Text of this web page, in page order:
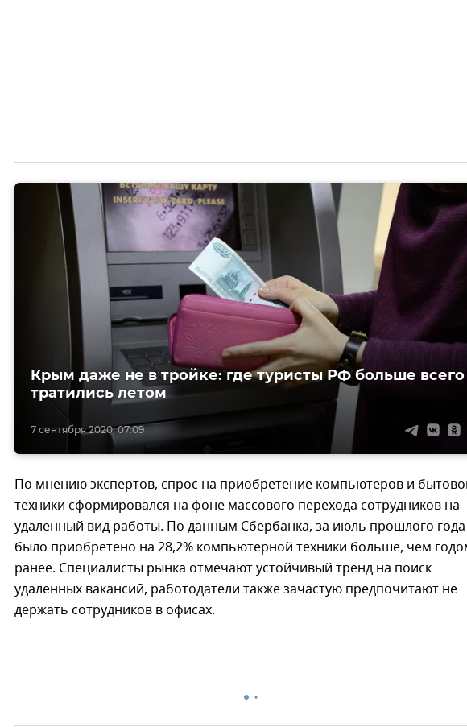
7 сентября 2020, 07:09
Крым даже не в тройке: где туристы РФ больше всего
тратились летом
По мнению экспертов, спрос на приобретение компьютеров и
техники сформировался на фоне массового перехода сотрудников на
удаленный вид работы. По данным Сбербанка, за июль прошлого года
было приобретено на 28,2% компьютерной техники больше, чем
ранее. Специалисты рынка отмечают устойчивый тренд на поиск
удаленных вакансий, работодатели также зачастую предпочитают не
держать сотрудников в офисах.